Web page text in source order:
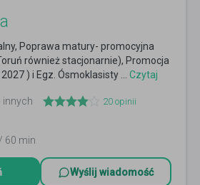
Poprawa matury- promocyjna
również stacjonarnie), Promocja
) i Egz. Ósmoklasisty ... Czytaj
innych
20 opinii
60 min
Wyślij wiadomość